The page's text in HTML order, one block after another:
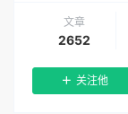
文章
2652
关注他